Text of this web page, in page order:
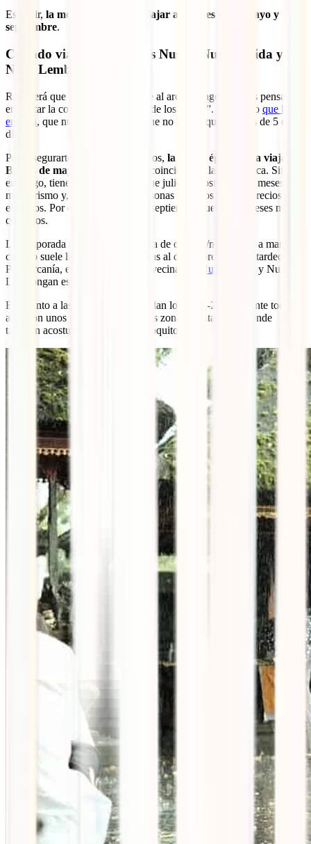
Es decir, la mejor época para viajar a Java es entre mayo y
septiembre.
Cuándo viajar a Bali y las Nusas (Nusa Penida y
Nusa Lembongan)
Raro será que si es tu primer viaje al archipiélago no estés pensando
en visitar la conocida como “Isla de los dioses”. Hay tanto que hacer
en Bali, que nuestro consejo es que no le dediques menos de 5 o 6
días.
Para asegurarte que te llueve menos, la mejor época para viajar as
Bali es de mayo a octubre
, que coincide con la época seca. Sin
embargo, tienes que considerar que julio y agosto son los meses con
más turismo y, por tanto, más personas en todos lados y precios más
elevados. Por eso, mayo, junio y septiembre suelen ser meses más
cómodos.
La temporada de lluvias en Bali va de octubre/noviembre a marzo,
cuando suele llover un par de horas al día, sobre todo al atardecer.
Por cercanía, el clima en las islas vecinas de
Nusa Penida
y Nusa
Lembongan es similar.
En cuanto a las temperaturas, rondan los 26ºC-29ºC durante todo el
año, con unos grados menos en las zonas montañosas, donde
también acostumbra a llover un poquito más.